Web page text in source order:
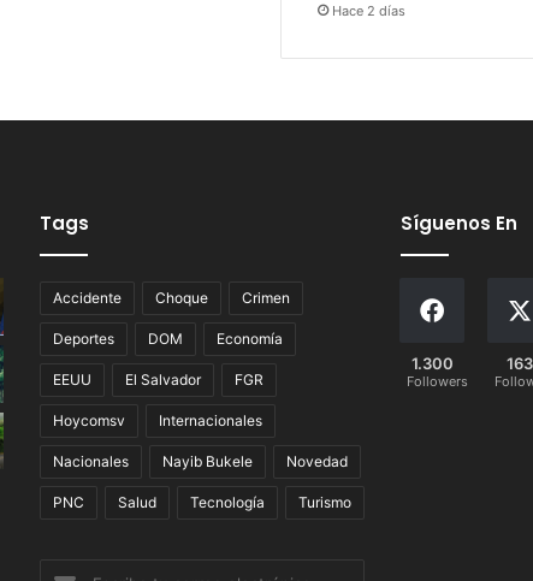
Hace 2 días
Tags
Accidente Choque Crimen
Deportes DOM Economía
EEUU El Salvador FGR
Hoycomsv Internacionales
Nacionales Nayib Bukele Novedad
PNC Salud Tecnología Turismo
Síguenos En
1.300
Followers
163